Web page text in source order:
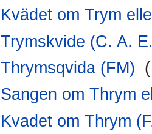
Kvädet om Trym
Trymskvide (C. A.
Thrymsqvida (FM) (
Sangen om Thrym
Kvadet om Thrym